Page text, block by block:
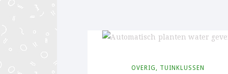
OVERIG, TUINKLUSSEN